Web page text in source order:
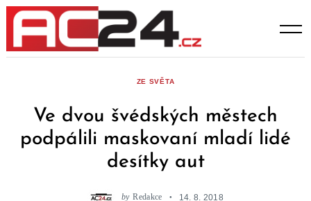
Skip
content
ZE SVĚTA
Ve dvou švédských městech
podpálili maskovaní mladí lidé
desítky aut
by Redakce 14. 8. 2018